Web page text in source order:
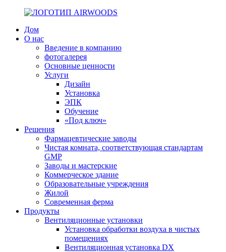
Дом
О нас
Введение в компанию
фотогалерея
Основные ценности
Услуги
Дизайн
Установка
ЭПК
Обучение
«Под ключ»
Решения
Фармацевтические заводы
Чистая комната, соответствующая стандартам
GMP
Заводы и мастерские
Коммерческое здание
Образовательные учреждения
Жилой
Современная ферма
Продукты
Вентиляционные установки
Установка обработки воздуха в чистых
помещениях
Вентиляционная установка DX